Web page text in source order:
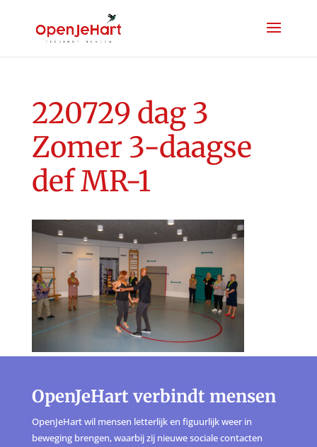
220729 dag 3
Zomer 3-daagse
def MR-1
OpenJeHart verbindt mensen
OpenJeHart wil mensen letterlijk en figuurlijk weer in
beweging brengen, waarbij zij nieuwe sociale contacten